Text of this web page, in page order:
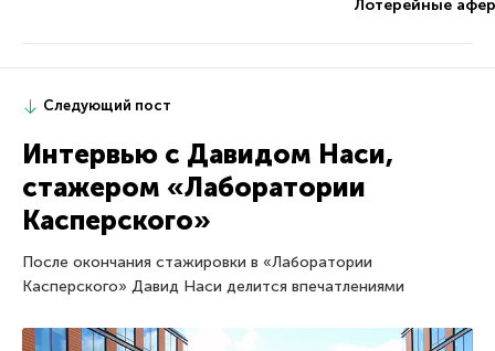
Лотерейные
Следующий пост
Интервью с Давидом Наси,
стажером «Лаборатории
Касперского»
После окончания стажировки в «Лаборатории
Касперского» Давид Наси делится впечатлениями